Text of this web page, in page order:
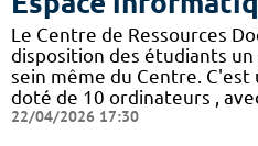
Le Centre de Ressources
disposition des étudiants
sein même du Centre. C'est
doté de 10 ordinateurs ,
22/04/2026 17:30